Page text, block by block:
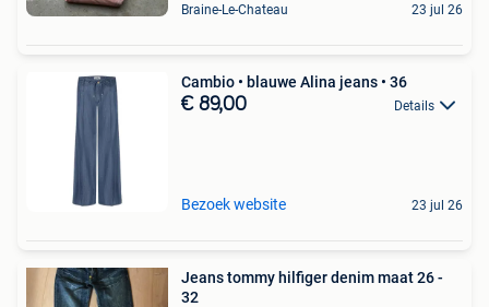
Braine-Le-Chateau 23 jul 26
Cambio • blauwe Alina jeans • 36
€ 89,00 Details
Bezoek website 23 jul 26
Jeans tommy hilfiger denim maat 26 -
32